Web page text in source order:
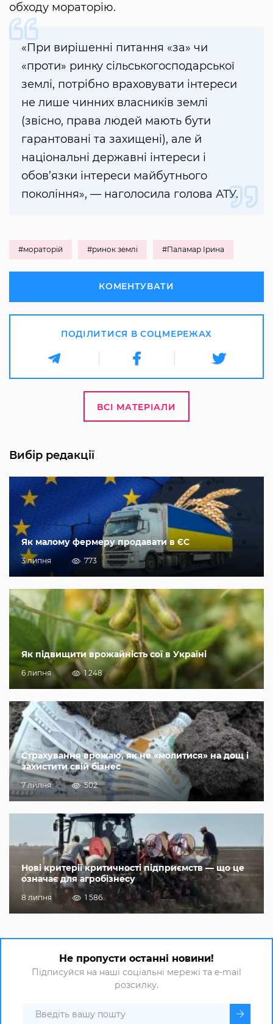
обходу мораторію.
«При вирішенні питання «за» чи
«проти» ринку сільськогосподарської
землі, потрібно враховувати інтереси
не лише чинних власників землі
(звісно, права людей мають бути
гарантовані та захищені), але й
національні державні інтереси і
обов’язки інтереси майбутнього
покоління», — наголосила голова АТУ.
#мораторій #ринок землі #Паламар Ірина
КОМЕНТУВАТИ
ПОДІЛИТИСЯ В СОЦМЕРЕЖАХ
ВСІ МАТЕРІАЛИ
Вибір редакції
Як малому фермеру продавати в ЄС
3 липня 773
Як підвищити врожайність сої в Україні
6 липня 1 248
Страхування врожаю, як не «молитися» на дощ і
захистити свій бізнес
7 липня 502
Нові критерії критичності підприємств — що це
означає для агробізнесу
8 липня 1 586
Не пропусти останні новини!
Підписуйся на наші соціальні мережі та e-mail
розсилку.